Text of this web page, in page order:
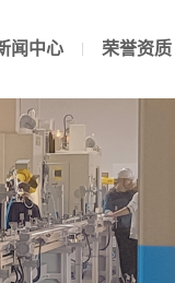
闻中心 荣誉资质